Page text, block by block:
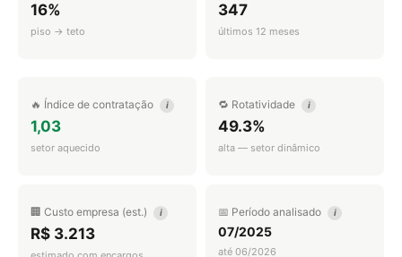
16%
piso → teto
347
últimos 12 meses
🔥 Índice de contratação i
1,03
setor aquecido
🔁 Rotatividade i
49.3%
alta — setor dinâmico
🏢 Custo empresa (est.) i
R$ 3.213
📅 Período analisado i
07/2025
até 06/2026